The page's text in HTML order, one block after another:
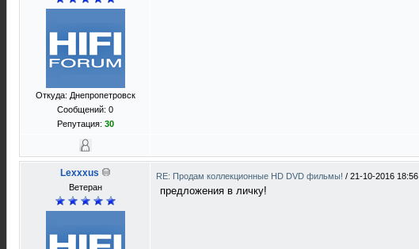
Откуда: Днепропетровск
Сообщений: 0
Репутация: 30
Lexxxus
Ветеран
RE: Продам коллекционные HD DVD фильмы! / 21-10-2016 18:56
предложения в личку!